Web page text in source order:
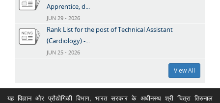
Apprentice, d...
JUN 29 - 2026
Rank List for the post of Technical Assistant
(Cardiology) -...
JUN 25 - 2026
View All
यह विज्ञान और प्रौद्योगिकी विभाग, भारत सरकार के अधीनस्थ श्री चित्रा तिरुनाल